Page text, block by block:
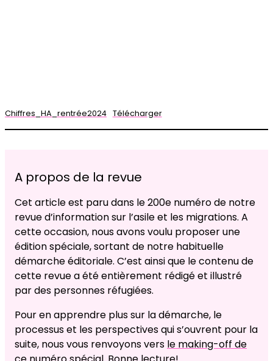
Chiffres_HA_rentrée2024 Télécharger
A propos de la revue
Cet article est paru dans le 200e numéro de notre
revue d’information sur l’asile et les migrations. A
cette occasion, nous avons voulu proposer une
édition spéciale, sortant de notre habituelle
démarche éditoriale. C’est ainsi que le contenu de
cette revue a été entièrement rédigé et illustré
par des personnes réfugiées.
Pour en apprendre plus sur la démarche, le
processus et les perspectives qui s’ouvrent pour la
suite, nous vous renvoyons vers le making-off de